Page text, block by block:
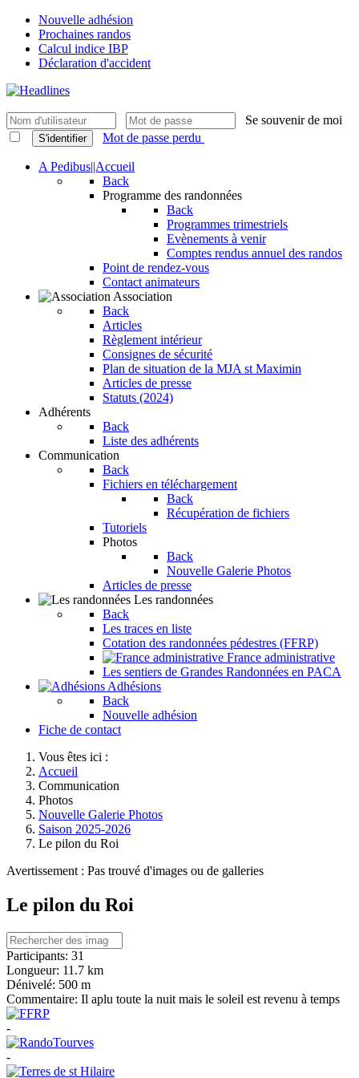
Nouvelle adhésion
Prochaines randos
Calcul indice IBP
Déclaration d'accident
Se souvenir de moi
S'identifier Mot de passe perdu
A Pedibus||Accueil
Back
Programme des randonnées
Back
Programmes trimestriels
Evènements à venir
Comptes rendus annuel des randos
Point de rendez-vous
Contact animateurs
Association
Back
Articles
Règlement intérieur
Consignes de sécurité
Plan de situation de la MJA st Maximin
Articles de presse
Statuts (2024)
Adhérents
Back
Liste des adhérents
Communication
Back
Fichiers en téléchargement
Back
Récupération de fichiers
Tutoriels
Photos
Back
Nouvelle Galerie Photos
Articles de presse
Les randonnées
Back
Les traces en liste
Cotation des randonnées pédestres (FFRP)
France administrative
Les sentiers de Grandes Randonnées en PACA
Adhésions
Back
Nouvelle adhésion
Fiche de contact
Vous êtes ici :
Accueil
Communication
Photos
Nouvelle Galerie Photos
Saison 2025-2026
Le pilon du Roi
Avertissement : Pas trouvé d'images ou de galleries
Le pilon du Roi
Participants: 31
Longueur: 11.7 km
Dénivelé: 500 m
Commentaire: Il aplu toute la nuit mais le soleil est revenu à temps
-
-